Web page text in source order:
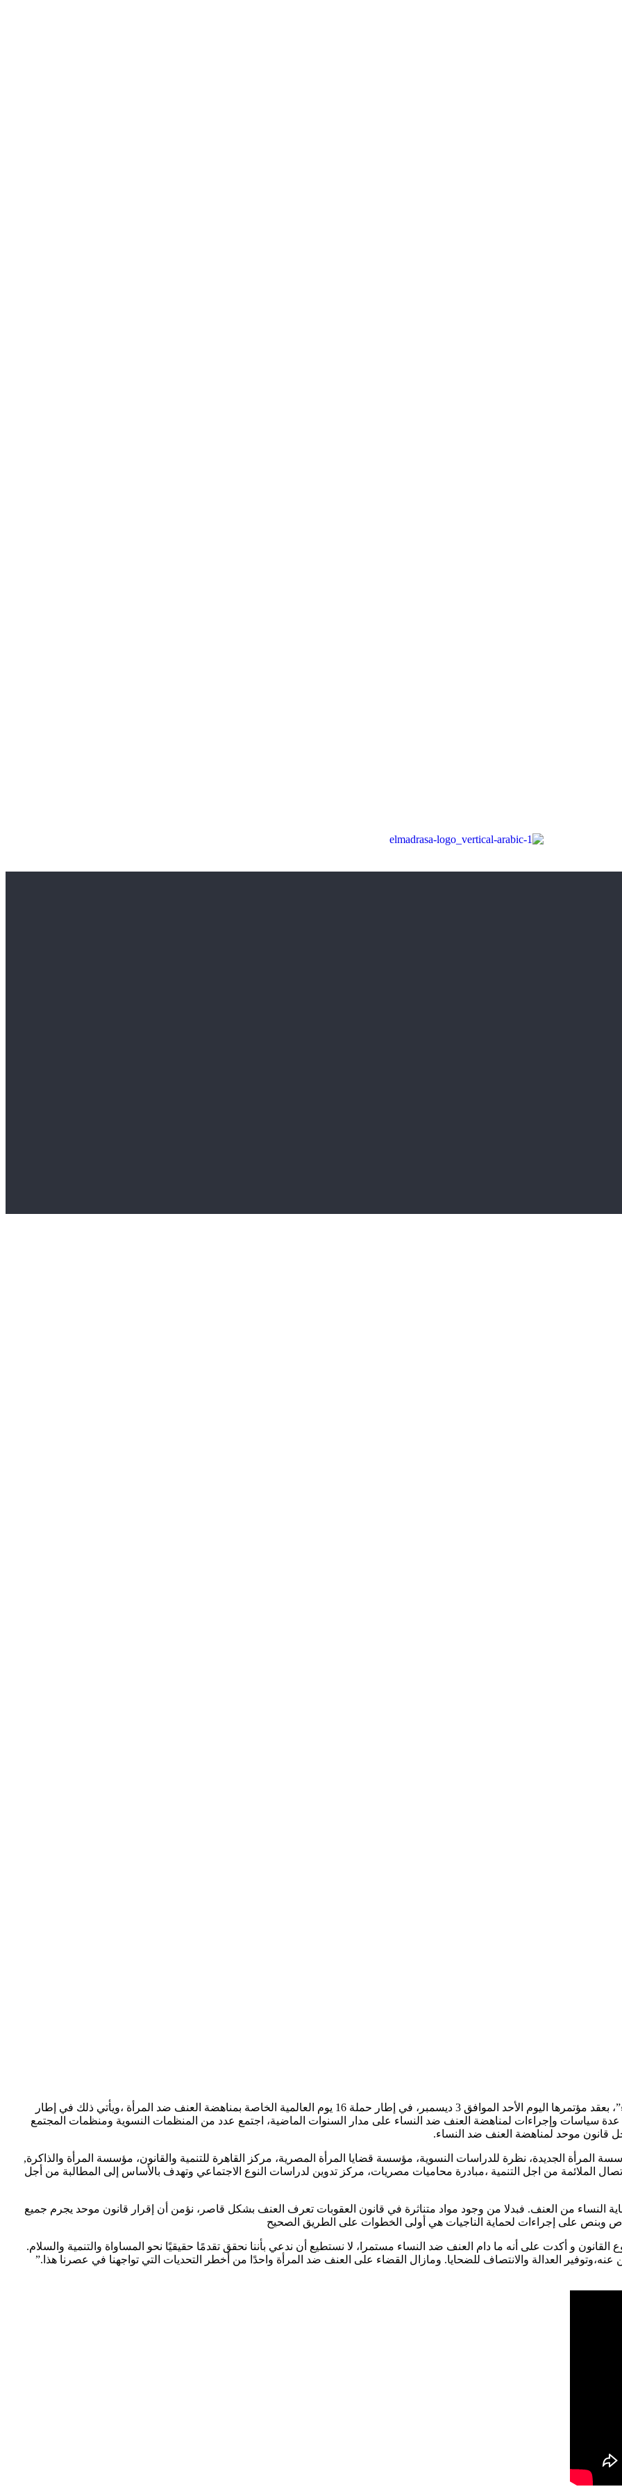
قامت ” قوة العمل من أجل قانون موحد لمناهضة العنف ضد النساء”، بعقد مؤتمرها اليوم الأحد الموافق 3 ديسمبر، في إطار حملة 16 يوم العالمية الخاصة بمناهضة العنف ضد المرأة ،ويأتي ذلك في إطار
سياسات وإجراءات لمناهضة العنف ضد النساء على مدار السنوات الماضية، اجتمع عدد من المنظمات النسوية ومنظمات المجتمع
قانون موحد لمناهضة العنف ضد النساء.
: مؤسسة المرأة الجديدة، نظرة للدراسات النسوية، مؤسسة قضايا المرأة المصرية، مركز القاهرة للتنمية والقانون، مؤسسة المرأة والذاكرة,
الملائمة من اجل التنمية ،مبادرة محاميات مصريات، مركز تدوين لدراسات النوع الاجتماعي وتهدف بالأساس إلى المطالبة من أجل
النساء من العنف. فبدلا من وجود مواد متناثرة في قانون العقوبات تعرف العنف بشكل قاصر، نؤمن أن إقرار قانون موحد يجرم جميع
وبنص على إجراءات لحماية الناجيات هي أولى الخطوات على الطريق الصحيح
و أكدت على أنه ما دام العنف ضد النساء مستمرا، لا نستطيع أن ندعي بأننا نحقق تقدمًا حقيقيًا نحو المساواة والتنمية والسلام.
العدالة والانتصاف للضحايا. ومازال القضاء على العنف ضد المرأة واحدًا من أخطر التحديات التي تواجهنا في عصرنا هذا.”